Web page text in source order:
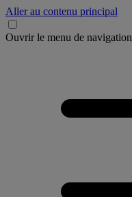
Aller au contenu principal
Ouvrir le menu de navigation